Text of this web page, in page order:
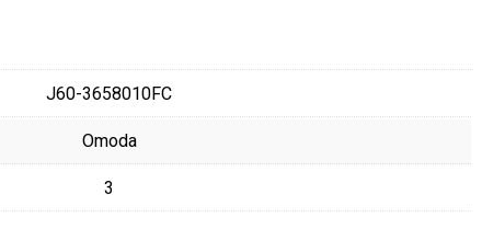
J60-3658010FC
Omoda
3